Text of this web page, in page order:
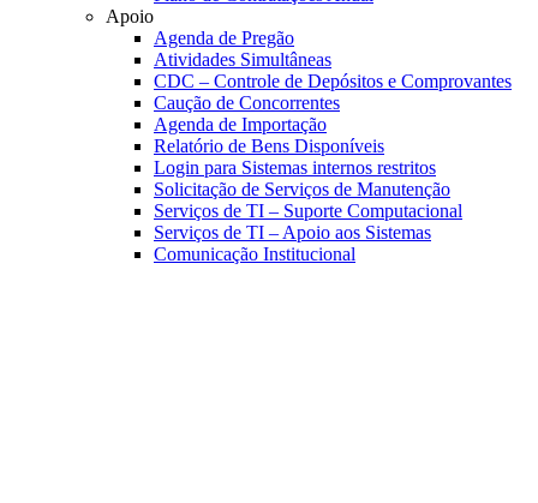
Apoio
Agenda de Pregão
Atividades Simultâneas
CDC – Controle de Depósitos e Comprovantes
Caução de Concorrentes
Agenda de Importação
Relatório de Bens Disponíveis
Login para Sistemas internos restritos
Solicitação de Serviços de Manutenção
Serviços de TI – Suporte Computacional
Serviços de TI – Apoio aos Sistemas
Comunicação Institucional